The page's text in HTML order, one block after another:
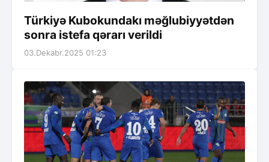
Türkiyə Kubokundakı məğlubiyyətdən
sonra istefa qərarı verildi
03.Dekabr.2025 01:23